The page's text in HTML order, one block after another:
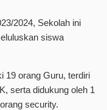
2024, Sekolah ini
siswa
19 orang Guru, terdiri
serta didukung oleh 1
security.